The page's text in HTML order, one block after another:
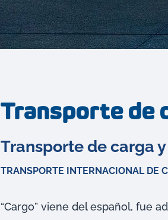
Transporte de
Transporte de carga
TRANSPORTE INTERNACIONAL DE
“Cargo” viene del español, fue